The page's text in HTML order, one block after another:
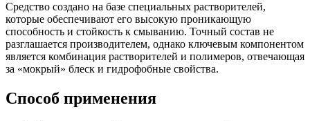
Средство создано на базе специальных растворителей,
которые обеспечивают его высокую проникающую
способность и стойкость к смыванию. Точный состав не
разглашается производителем, однако ключевым компонентом
является комбинация растворителей и полимеров, отвечающая
за «мокрый» блеск и гидрофобные свойства.
Способ применения